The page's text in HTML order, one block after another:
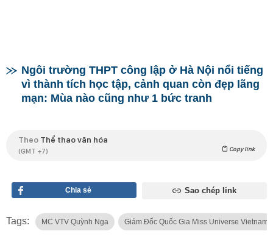
Ngôi trường THPT công lập ở Hà Nội nổi tiếng
vì thành tích học tập, cảnh quan còn đẹp lãng
mạn: Mùa nào cũng như 1 bức tranh
Theo Thể thao văn hóa
(GMT +7) Copy link
Chia sẻ Sao chép link
Tags: MC VTV Quỳnh Nga Giám Đốc Quốc Gia Miss Universe Vietnam